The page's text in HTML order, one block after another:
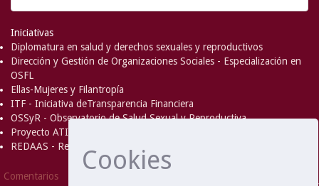
Cookies
Iniciativas
Diplomatura en salud y derechos sexuales y reproductivos
Dirección y Gestión de Organizaciones Sociales - Especialización en
OSFL
Ellas-Mujeres y Filantropía
ITF - Iniciativa deTransparencia Financiera
OSSyR - Observatorio de Salud Sexual y Reproductiva
Proyecto ATICA
REDAAS - Red de Acceso al Aborto Seguro
Comentarios DSpace Software